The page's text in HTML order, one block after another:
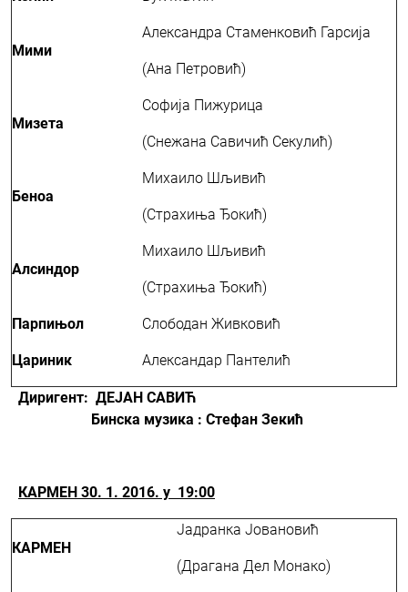
Мими
Александра Стаменковић Гарсија
(Ана Петровић)
Мизета
Софија Пижурица
(Снежана Савичић Секулић)
Беноа
Михаило Шљивић
(Страхиња Ђокић)
Алсиндор
Михаило Шљивић
(Страхиња Ђокић)
Парпињол Слободан Живковић
Цариник Александар Пантелић
Диригент: ДЕЈАН САВИЋ
Бинска музика : Стефан Зекић
КАРМЕН 30. 1. 2016. у 19:00
КАРМЕН
Јадранка Јовановић
(Драгана Дел Монако)